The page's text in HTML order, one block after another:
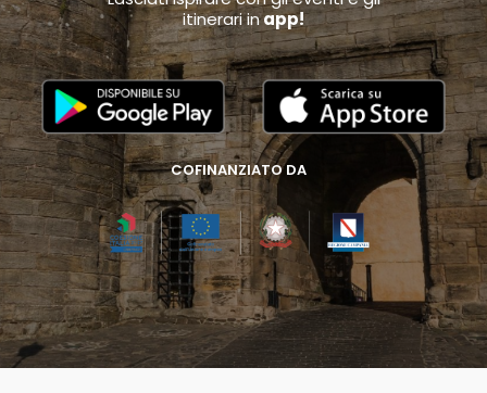
itinerari inapp!
COFINANZIATO DA